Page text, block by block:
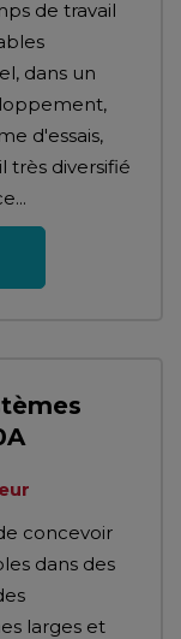
de travail
dans un
d'essais,
très diversifié
concevoir
dans des
larges et